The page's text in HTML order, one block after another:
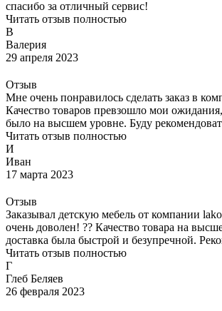
спасибо за отличный сервис!
Читать отзыв полностью
В
Валерия
29 апреля 2023
Отзыв
Мне очень понравилось сделать заказ в
Качество товаров превзошло мои
было на высшем уровне. Буду
Читать отзыв полностью
И
Иван
17 марта 2023
Отзыв
Заказывал детскую мебель от компании
очень доволен! ?? Качество товара на
доставка была быстрой и безупречной.
Читать отзыв полностью
Г
Глеб Беляев
26 февраля 2023